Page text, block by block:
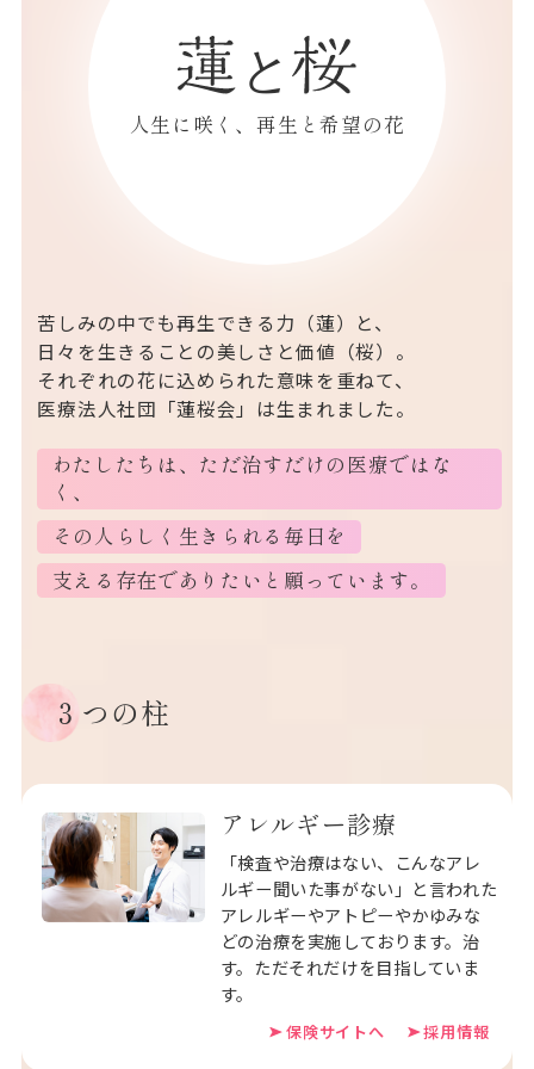
人生に咲く、再生と希望の花
苦しみの中でも再生できる力（蓮）と、
日々を生きることの美しさと価値（桜）。
それぞれの花に込められた意味を重ねて、
医療法人社団「蓮桜会」は生まれました。
わたしたちは、ただ治すだけの医療ではな
く、
その人らしく生きられる毎日を
支える存在でありたいと願っています。
３つの柱
アレルギー診療
「検査や治療はない、こんなアレ
ルギー聞いた事がない」と言われた
アレルギーやアトピーやかゆみな
どの治療を実施しております。治
す。ただそれだけを目指していま
す。
保険サイトへ 採用情報